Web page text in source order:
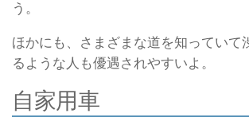
う。
ほかにも、さまざまな道を知っていて
るような人も優遇されやすいよ。
自家用車